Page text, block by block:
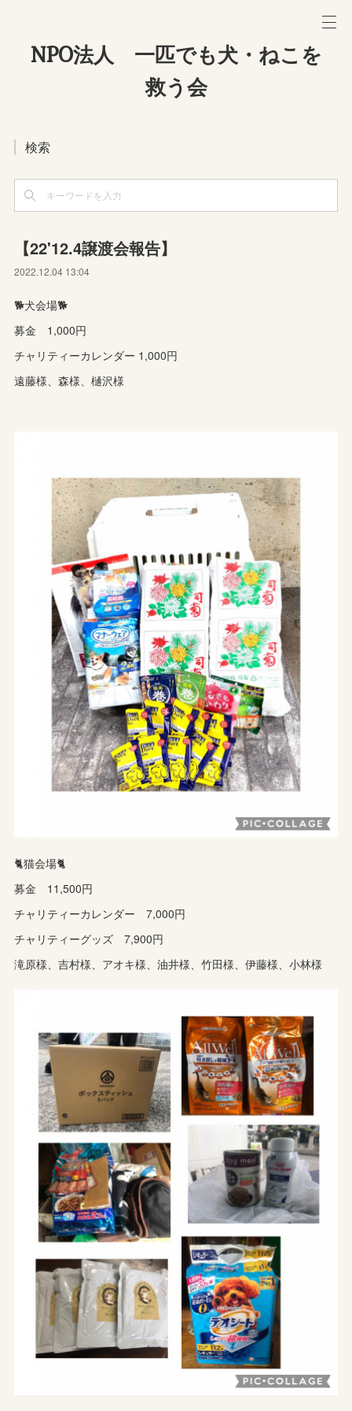
NPO法人 一匹でも犬・ねこを
救う会
検索
【22'12.4譲渡会報告】
2022.12.04 13:04
🐕犬会場🐕
募金 1,000円
チャリティーカレンダー 1,000円
遠藤様、森様、樋沢様
🐈猫会場🐈
募金 11,500円
チャリティーカレンダー 7,000円
チャリティーグッズ 7,900円
滝原様、吉村様、アオキ様、油井様、竹田様、伊藤様、小林様